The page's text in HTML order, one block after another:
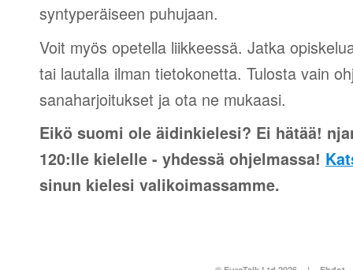
syntyperäiseen puhujaan.
Voit myös opetella liikkeessä. Jatka
tai lautalla ilman tietokonetta. Tulosta vain
sanaharjoitukset ja ota ne mukaasi.
Eikö suomi ole äidinkielesi? Ei hätää!
120:lle kielelle - yhdessä ohjelmassa!
sinun kielesi valikoimassamme.